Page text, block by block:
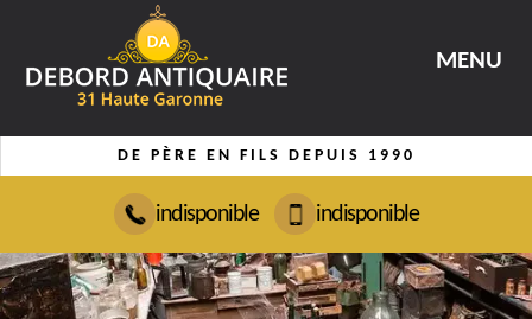
MENU
DE PÈRE EN FILS DEPUIS 1990
indisponible indisponible